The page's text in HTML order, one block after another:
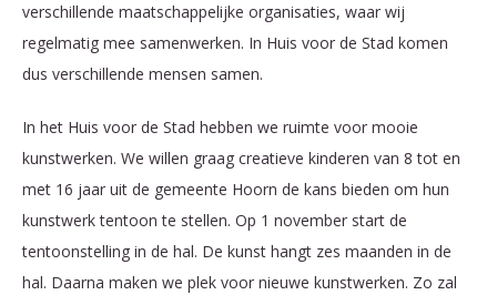
verschillende maatschappelijke organisaties, waar wij
regelmatig mee samenwerken. In Huis voor de Stad komen
dus verschillende mensen samen.
In het Huis voor de Stad hebben we ruimte voor mooie
kunstwerken. We willen graag creatieve kinderen van 8 tot en
met 16 jaar uit de gemeente Hoorn de kans bieden om hun
kunstwerk tentoon te stellen. Op 1 november start de
tentoonstelling in de hal. De kunst hangt zes maanden in de
hal. Daarna maken we plek voor nieuwe kunstwerken. Zo zal